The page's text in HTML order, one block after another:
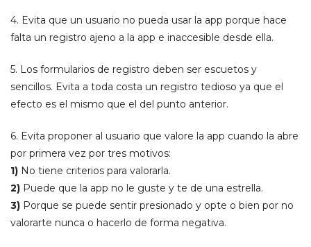
4. Evita que un usuario no pueda usar la app porque hace
falta un registro ajeno a la app e inaccesible desde ella.
5. Los formularios de registro deben ser escuetos y
sencillos. Evita a toda costa un registro tedioso ya que el
efecto es el mismo que el del punto anterior.
6. Evita proponer al usuario que valore la app cuando la abre
por primera vez por tres motivos:
1) No tiene criterios para valorarla.
2) Puede que la app no le guste y te de una estrella.
3) Porque se puede sentir presionado y opte o bien por no
valorarte nunca o hacerlo de forma negativa.